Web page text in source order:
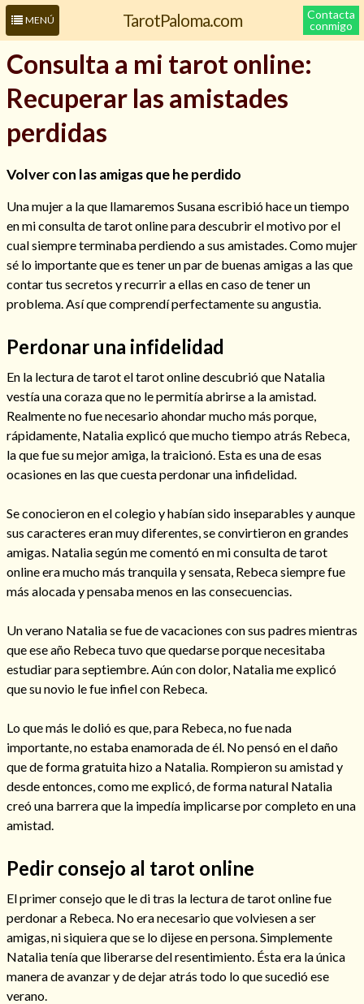
MENÚ TarotPaloma.com
Contacta
conmigo
Leer más sobre mí
Hechizos de amor
Cómo alejar a la amante de mi esposo
Consulta a mi tarot online:
Recuperar las amistades
perdidas
Volver con las amigas que he perdido
Una mujer a la que llamaremos Susana escribió hace un tiempo
en mi consulta de tarot online para descubrir el motivo por el
cual siempre terminaba perdiendo a sus amistades. Como mujer
sé lo importante que es tener un par de buenas amigas a las que
contar tus secretos y recurrir a ellas en caso de tener un
problema. Así que comprendí perfectamente su angustia.
Perdonar una infidelidad
En la lectura de tarot el tarot online descubrió que Natalia
vestía una coraza que no le permitía abrirse a la amistad.
Realmente no fue necesario ahondar mucho más porque,
rápidamente, Natalia explicó que mucho tiempo atrás Rebeca,
la que fue su mejor amiga, la traicionó. Esta es una de esas
ocasiones en las que cuesta perdonar una infidelidad.
Se conocieron en el colegio y habían sido inseparables y aunque
sus caracteres eran muy diferentes, se convirtieron en grandes
amigas. Natalia según me comentó en mi consulta de tarot
online era mucho más tranquila y sensata, Rebeca siempre fue
más alocada y pensaba menos en las consecuencias.
Un verano Natalia se fue de vacaciones con sus padres mientras
que ese año Rebeca tuvo que quedarse porque necesitaba
estudiar para septiembre. Aún con dolor, Natalia me explicó
que su novio le fue infiel con Rebeca.
Lo que más le dolió es que, para Rebeca, no fue nada
importante, no estaba enamorada de él. No pensó en el daño
que de forma gratuita hizo a Natalia. Rompieron su amistad y
desde entonces, como me explicó, de forma natural Natalia
creó una barrera que la impedía implicarse por completo en una
amistad.
Pedir consejo al tarot online
El primer consejo que le di tras la lectura de tarot online fue
perdonar a Rebeca. No era necesario que volviesen a ser
amigas, ni siquiera que se lo dijese en persona. Simplemente
Natalia tenía que liberarse del resentimiento. Ésta era la única
manera de avanzar y de dejar atrás todo lo que sucedió ese
verano.